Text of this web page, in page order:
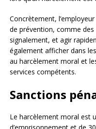
Concrètement,
de prévention, comme
signalement, et agir
également afficher dans
au harcèlement moral et
services compétents.
Sanctions
Le harcèlement moral est